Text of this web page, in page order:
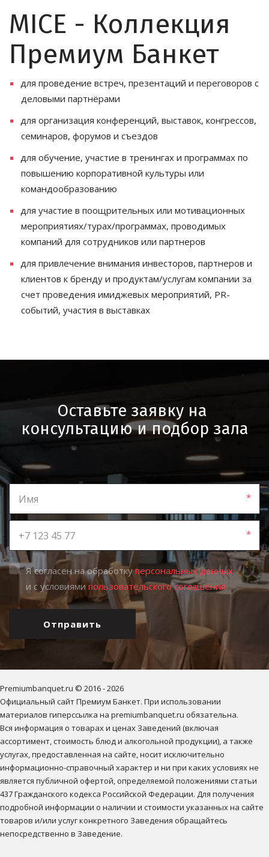
конференций, форумов и
других деловых
мероприятий
LOFT#5
Завораживающие
интерьеры, высокая
LOFT#7
Лофты в Санкт-
Петербурге с
панорамным видом на
Неву
ПОДРОБНЕЕ
MICE - Коллекция
Премиум Банкет
для проведение встреч, презентаций и переговоров с
деловыми партнёрами
для организация конференций, выставок, конгрессов,
семинаров, форумов и съездов
для обучение, участие в тренингах и программах по
повышению корпоративной культуры или
командообразованию
для участие в поощрительных или мотивационных
мероприятиях/турах/программах, проводимых
компаний для сотрудников или партнеров
для привлечение внимания инвесторов, партнеров и
клиентов к бренду и продуктам/услугам компании за
счет проведения имиджевых мероприятий, PR-
событий, участия в выставках
Оставьте заявку на
консультацию и подбор зала
*
*
Я согласен на обработкуперсональных данных
и с условиямипользовательского соглашения
Отправить
Premiumbanquet.ru © 2016 - 2026
Официальный сайт Премиум Банкет. При использовании
материалов гиперссылка на premiumbanquet.ru обязательна.
Вся информация о товарах и ценах Заведений (включая
ассортимент, стоимость блюд и алкогольной продукции), а также
услугах, предоставленная на сайте, носит исключительно
информационно-справочный характер и ни при каких условиях не
является публичной офертой, определяемой положениями статьи
437 Гражданского кодекса Российской Федерации. Для получения
подробной информации о наличии и стоимости указанных на сайте
товаров и/или услуг конкретного Заведения обращайтесь
непосредственно в Заведение.